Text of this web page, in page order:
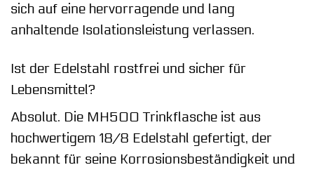
sich auf eine hervorragende und lang
anhaltende Isolationsleistung verlassen.
Ist der Edelstahl rostfrei und sicher für
Lebensmittel?
Absolut. Die MH500 Trinkflasche ist aus
hochwertigem 18/8 Edelstahl gefertigt, der
bekannt für seine Korrosionsbeständigkeit und